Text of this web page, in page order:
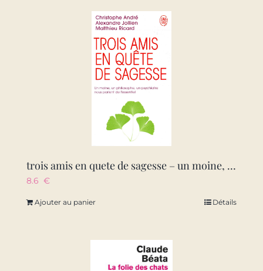
trois amis en quete de sagesse – un moine, un philosophe, un psychiatre nous parlent de l’essentiel
8.6 €
Ajouter au panier Détails